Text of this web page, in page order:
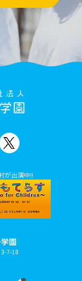
が出演中!!
園
7-18